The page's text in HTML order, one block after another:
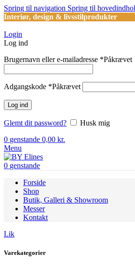
Spring til navigation Spring til
Interiør, design & livsstilprodukter
Login
Log ind
Brugernavn eller e-mailadresse *Påkrævet
Adgangskode *Påkrævet
Log ind
Glemt dit password?
Husk mig
0 genstande 0,00 kr.
Menu
0 genstande
Forside
Shop
Butik, Galleri & Showroom
Messer
Kontakt
Lik
Varekategorier